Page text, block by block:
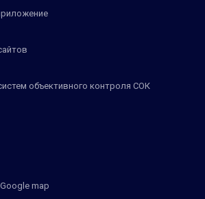
объективного контроля СОК
map